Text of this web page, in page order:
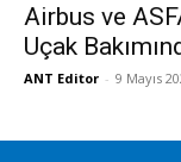
Airbus ve
Uçak
ANT Editor - 9 Mayıs